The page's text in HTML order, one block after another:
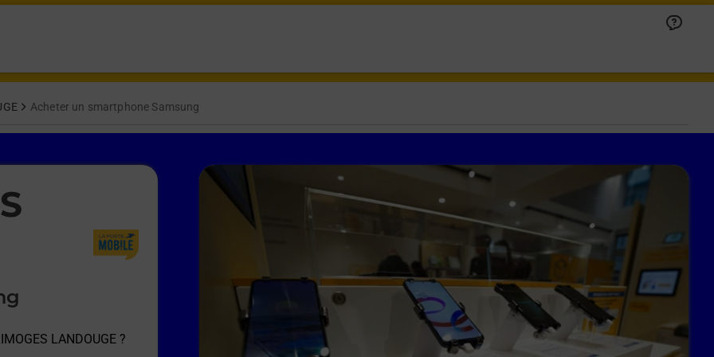
Acheter un smartphone Samsung
LANDOUGE ?